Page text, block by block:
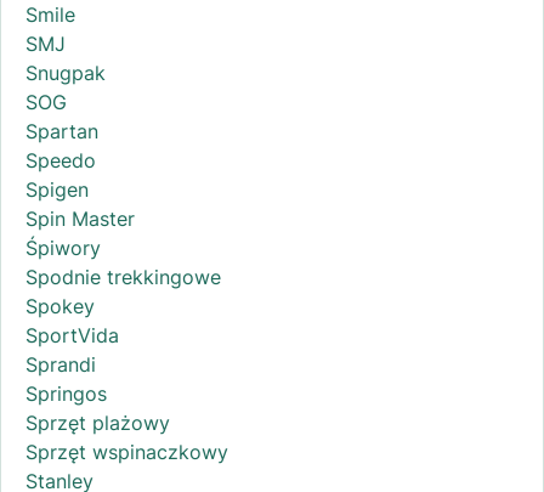
Smile
SMJ
Snugpak
SOG
Spartan
Speedo
Spigen
Spin Master
Śpiwory
Spodnie trekkingowe
Spokey
SportVida
Sprandi
Springos
Sprzęt plażowy
Sprzęt wspinaczkowy
Stanley